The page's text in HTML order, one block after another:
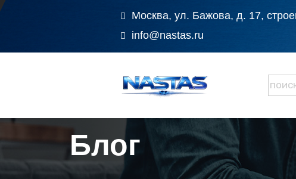
Москва, ул. Бажова, д. 17,
info@nastas.ru
Блог